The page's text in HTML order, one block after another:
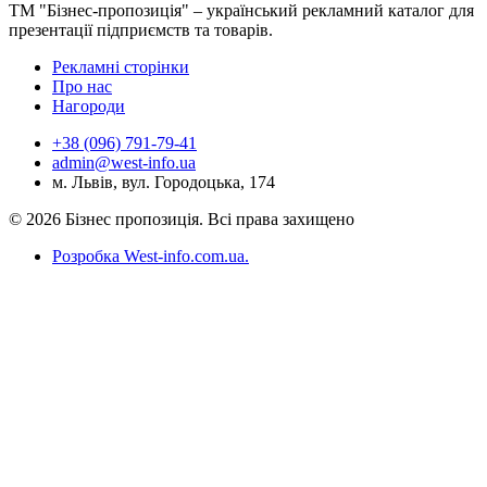
ТМ "Бізнес-пропозиція" – український рекламний каталог для
презентації підприємств та товарів.
Рекламні сторінки
Про нас
Нагороди
+38 (096) 791-79-41
admin@west-info.ua
м. Львів, вул. Городоцька, 174
© 2026 Бізнес пропозиція. Всі права захищено
Розробка West-info.com.ua.